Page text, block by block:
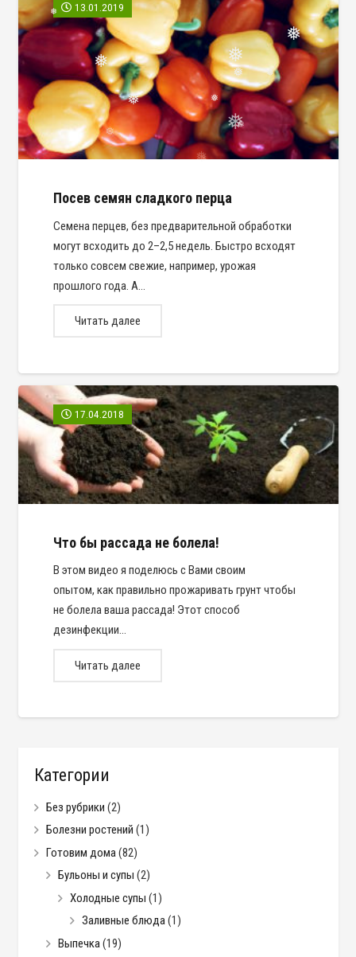
❅
❅
❅
❅
❅
❅
❅
❅
❅
13.01.2019
Посев семян сладкого перца
Семена перцев, без предварительной обработки
могут всходить до 2–2,5 недель. Быстро всходят
только совсем свежие, например, урожая
прошлого года. А…
Читать далее
17.04.2018
Что бы рассада не болела!
В этом видео я поделюсь с Вами своим
опытом, как правильно прожаривать грунт чтобы
не болела ваша рассада! Этот способ
дезинфекции…
Читать далее
Категории
Без рубрики (2)
Болезни ростений (1)
Готовим дома(82)
Бульоны и супы (2)
Холодные супы (1)
Заливные блюда(1)
Выпечка(19)